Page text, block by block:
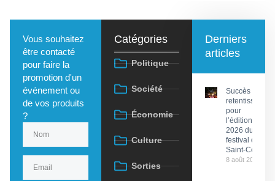
Vous souhaitez
être contacté
pour faire la
promotion d'un
événement ou
de vos produits
?
Catégories
Politique
Société
Économie
Culture
Sorties
Derniers
articles
Succès
retentissant
pour
l’édition
2026 du
festival de
Saint-Céré
8 août 2026